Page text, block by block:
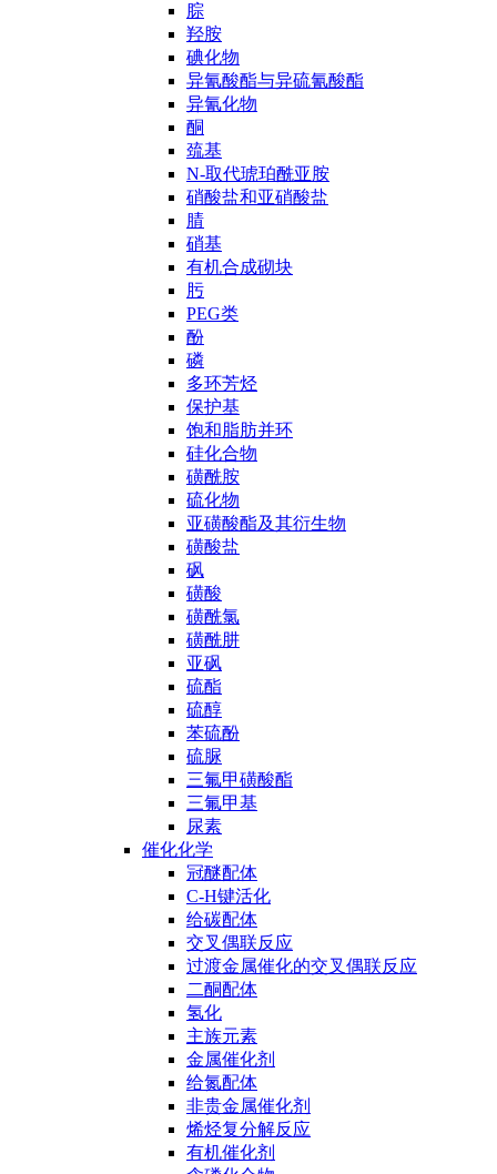
腙
羟胺
碘化物
异氰酸酯与异硫氰酸酯
异氰化物
酮
巯基
N-取代琥珀酰亚胺
硝酸盐和亚硝酸盐
腈
硝基
有机合成砌块
肟
PEG类
酚
磷
多环芳烃
保护基
饱和脂肪并环
硅化合物
磺酰胺
硫化物
亚磺酸酯及其衍生物
磺酸盐
砜
磺酸
磺酰氯
磺酰肼
亚砜
硫酯
硫醇
苯硫酚
硫脲
三氟甲磺酸酯
三氟甲基
尿素
催化化学
冠醚配体
C-H键活化
给碳配体
交叉偶联反应
过渡金属催化的交叉偶联反应
二酮配体
氢化
主族元素
金属催化剂
给氮配体
非贵金属催化剂
烯烃复分解反应
有机催化剂